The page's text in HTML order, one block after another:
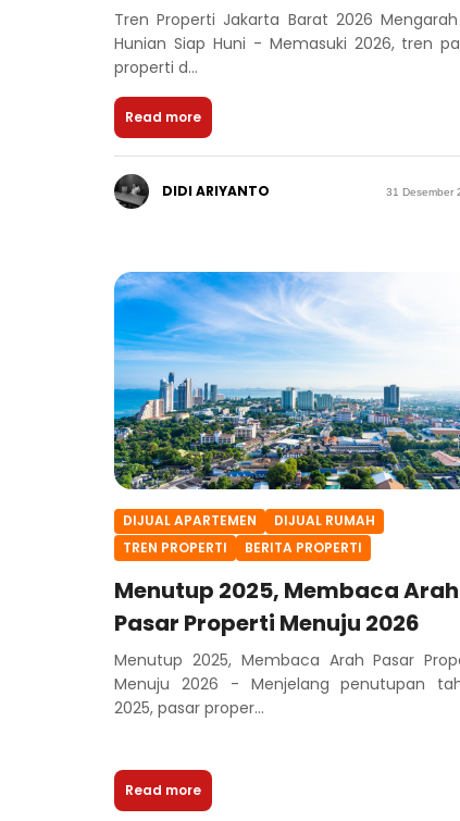
Tren Properti Jakarta Barat 2026
Hunian Siap Huni - Memasuki 2026, tren
properti d...
Read more
DIDI ARIYANTO 31 Desember
DIJUAL APARTEMEN
DIJUAL RUMAH
TREN PROPERTI
BERITA PROPERTI
Menutup 2025, Membaca Arah
Pasar Properti Menuju 2026
Menutup 2025, Membaca Arah Pasar
Menuju 2026 - Menjelang penutupan
2025, pasar proper...
Read more